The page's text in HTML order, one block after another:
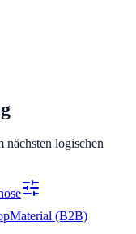
nächsten logischen
Material (B2B)